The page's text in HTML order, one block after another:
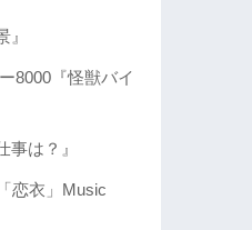
8000『怪獣バイ
は？』
恋衣」Music